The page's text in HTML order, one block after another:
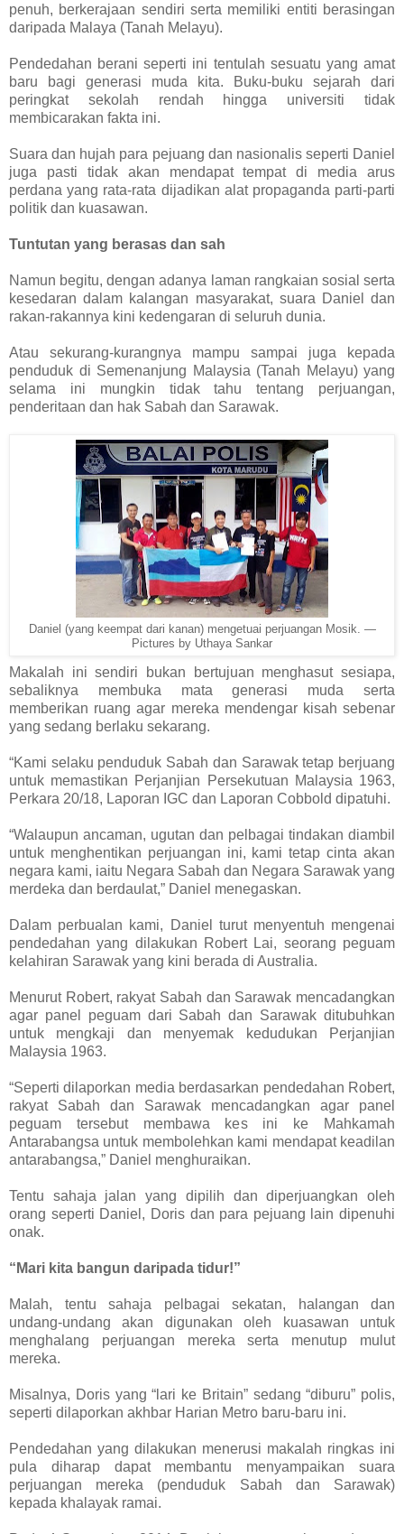
penuh, berkerajaan sendiri serta memiliki entiti berasingan
daripada Malaya (Tanah Melayu).
Pendedahan berani seperti ini tentulah sesuatu yang amat
baru bagi generasi muda kita. Buku-buku sejarah dari
peringkat sekolah rendah hingga universiti tidak
membicarakan fakta ini.
Suara dan hujah para pejuang dan nasionalis seperti Daniel
juga pasti tidak akan mendapat tempat di media arus
perdana yang rata-rata dijadikan alat propaganda parti-parti
politik dan kuasawan.
Tuntutan yang berasas dan sah
Namun begitu, dengan adanya laman rangkaian sosial serta
kesedaran dalam kalangan masyarakat, suara Daniel dan
rakan-rakannya kini kedengaran di seluruh dunia.
Atau sekurang-kurangnya mampu sampai juga kepada
penduduk di Semenanjung Malaysia (Tanah Melayu) yang
selama ini mungkin tidak tahu tentang perjuangan,
penderitaan dan hak Sabah dan Sarawak.
Daniel (yang keempat dari kanan) mengetuai perjuangan Mosik. ―
Pictures by Uthaya Sankar
Makalah ini sendiri bukan bertujuan menghasut sesiapa,
sebaliknya membuka mata generasi muda serta
memberikan ruang agar mereka mendengar kisah sebenar
yang sedang berlaku sekarang.
“Kami selaku penduduk Sabah dan Sarawak tetap berjuang
untuk memastikan Perjanjian Persekutuan Malaysia 1963,
Perkara 20/18, Laporan IGC dan Laporan Cobbold dipatuhi.
“Walaupun ancaman, ugutan dan pelbagai tindakan diambil
untuk menghentikan perjuangan ini, kami tetap cinta akan
negara kami, iaitu Negara Sabah dan Negara Sarawak yang
merdeka dan berdaulat,” Daniel menegaskan.
Dalam perbualan kami, Daniel turut menyentuh mengenai
pendedahan yang dilakukan Robert Lai, seorang peguam
kelahiran Sarawak yang kini berada di Australia.
Menurut Robert, rakyat Sabah dan Sarawak mencadangkan
agar panel peguam dari Sabah dan Sarawak ditubuhkan
untuk mengkaji dan menyemak kedudukan Perjanjian
Malaysia 1963.
“Seperti dilaporkan media berdasarkan pendedahan Robert,
rakyat Sabah dan Sarawak mencadangkan agar panel
peguam tersebut membawa kes ini ke Mahkamah
Antarabangsa untuk membolehkan kami mendapat keadilan
antarabangsa,” Daniel menghuraikan.
Tentu sahaja jalan yang dipilih dan diperjuangkan oleh
orang seperti Daniel, Doris dan para pejuang lain dipenuhi
onak.
“Mari kita bangun daripada tidur!”
Malah, tentu sahaja pelbagai sekatan, halangan dan
undang-undang akan digunakan oleh kuasawan untuk
menghalang perjuangan mereka serta menutup mulut
mereka.
Misalnya, Doris yang “lari ke Britain” sedang “diburu” polis,
seperti dilaporkan akhbar Harian Metro baru-baru ini.
Pendedahan yang dilakukan menerusi makalah ringkas ini
pula diharap dapat membantu menyampaikan suara
perjuangan mereka (penduduk Sabah dan Sarawak)
kepada khalayak ramai.